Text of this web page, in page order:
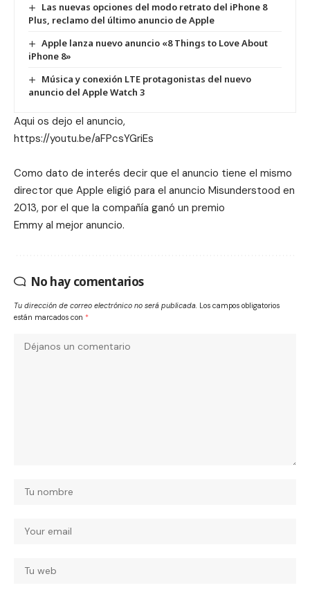
Las nuevas opciones del modo retrato del iPhone 8
Plus, reclamo del último anuncio de Apple
Apple lanza nuevo anuncio «8 Things to Love About
iPhone 8»
Música y conexión LTE protagonistas del nuevo
anuncio del Apple Watch 3
Aqui os dejo el anuncio,
https://youtu.be/aFPcsYGriEs
Como dato de interés decir que el anuncio tiene el mismo
director que Apple eligió para el anuncio Misunderstood en
2013, por el que la compañía ganó un premio
Emmy al mejor anuncio.
No hay comentarios
Tu dirección de correo electrónico no será publicada. Los campos obligatorios
están marcados con *